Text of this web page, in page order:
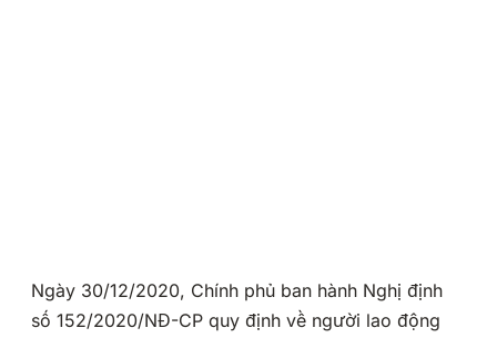
Ngày 30/12/2020, Chính phủ ban hành Nghị định
số 152/2020/NĐ-CP quy định về người lao động